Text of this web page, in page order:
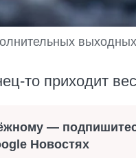
то приходит
—
Новостях